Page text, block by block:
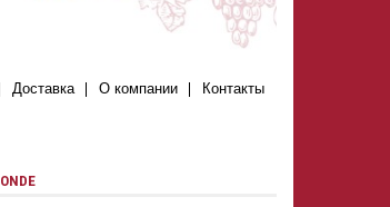
Доставка О компании Контакты